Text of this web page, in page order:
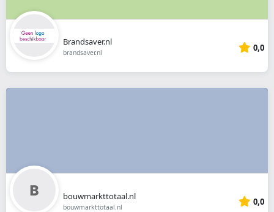
Brandsaver.nl
brandsaver.nl 0,0
bouwmarkttotaal.nl
bouwmarkttotaal.nl 0,0